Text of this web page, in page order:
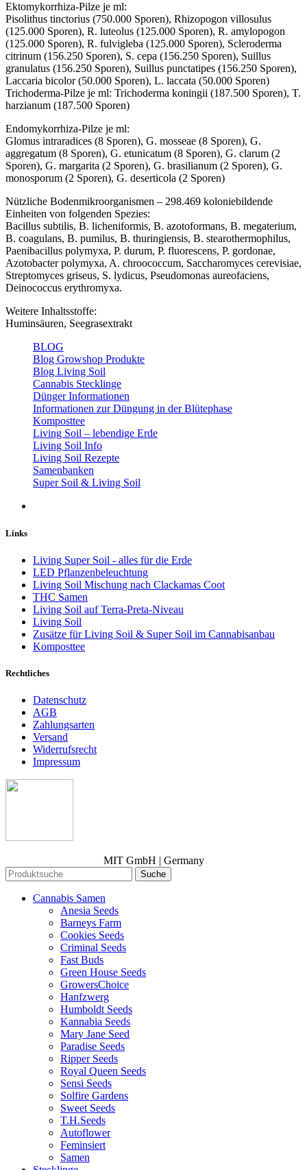
Ektomykorrhiza-Pilze je ml:
Pisolithus tinctorius (750.000 Sporen), Rhizopogon villosulus
(125.000 Sporen), R. luteolus (125.000 Sporen), R. amylopogon
(125.000 Sporen), R. fulvigleba (125.000 Sporen), Scleroderma
citrinum (156.250 Sporen), S. cepa (156.250 Sporen), Suillus
granulatus (156.250 Sporen), Suillus punctatipes (156.250 Sporen),
Laccaria bicolor (50.000 Sporen), L. laccata (50.000 Sporen)
Trichoderma-Pilze je ml: Trichoderma koningii (187.500 Sporen), T.
harzianum (187.500 Sporen)
Endomykorrhiza-Pilze je ml:
Glomus intraradices (8 Sporen), G. mosseae (8 Sporen), G.
aggregatum (8 Sporen), G. etunicatum (8 Sporen), G. clarum (2
Sporen), G. margarita (2 Sporen), G. brasilianum (2 Sporen), G.
monosporum (2 Sporen), G. deserticola (2 Sporen)
Nützliche Bodenmikroorganismen – 298.469 koloniebildende
Einheiten von folgenden Spezies:
Bacillus subtilis, B. licheniformis, B. azotoformans, B. megaterium,
B. coagulans, B. pumilus, B. thuringiensis, B. stearothermophilus,
Paenibacillus polymyxa, P. durum, P. fluorescens, P. gordonae,
Azotobacter polymyxa, A. chroococcum, Saccharomyces cerevisiae,
Streptomyces griseus, S. lydicus, Pseudomonas aureofaciens,
Deinococcus erythromyxa.
Weitere Inhaltsstoffe:
Huminsäuren, Seegrasextrakt
BLOG
Blog Growshop Produkte
Blog Living Soil
Cannabis Stecklinge
Dünger Informationen
Informationen zur Düngung in der Blütephase
Komposttee
Living Soil – lebendige Erde
Living Soil Info
Living Soil Rezepte
Samenbanken
Super Soil & Living Soil
Links
Living Super Soil - alles für die Erde
LED Pflanzenbeleuchtung
Living Soil Mischung nach Clackamas Coot
THC Samen
Living Soil auf Terra-Preta-Niveau
Living Soil
Zusätze für Living Soil & Super Soil im Cannabisanbau
Komposttee
Rechtliches
Datenschutz
AGB
Zahlungsarten
Versand
Widerrufsrecht
Impressum
MIT GmbH | Germany
Suche
Cannabis Samen
Anesia Seeds
Barneys Farm
Cookies Seeds
Criminal Seeds
Fast Buds
Green House Seeds
GrowersChoice
Hanfzwerg
Humboldt Seeds
Kannabia Seeds
Mary Jane Seed
Paradise Seeds
Ripper Seeds
Royal Queen Seeds
Sensi Seeds
Solfire Gardens
Sweet Seeds
T.H.Seeds
Autoflower
Feminsiert
Samen